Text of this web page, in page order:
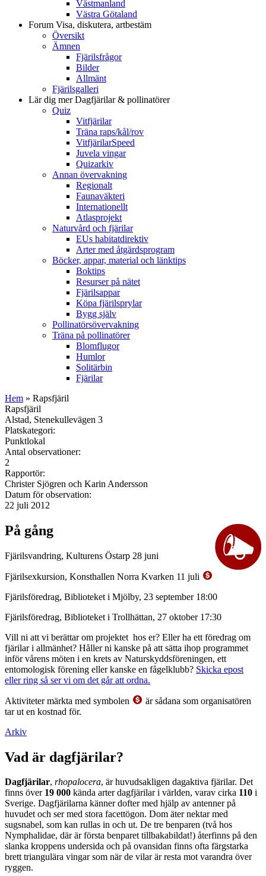
Västmanland
Västra Götaland
Forum Visa, diskutera, artbestäm
Översikt
Ämnen
Fjärilsfrågor
Bilder
Allmänt
Fjärilsgalleri
Lär dig merDagfjärilar & pollinatörer
Quiz
Vitfjärilar
Träna raps/kål/rov
VitfjärilarSpeed
Juvela vingar
Quizarkiv
Annan övervakning
Regionalt
Faunaväkteri
Internationellt
Atlasprojekt
Naturvård och fjärilar
EUs habitatdirektiv
Arter med åtgärdsprogram
Böcker, appar, material och länktips
Boktips
Resurser på nätet
Fjärilsappar
Köpa fjärilsprylar
Bygg själv
Pollinatörsövervakning
Träna på pollinatörer
Blomflugor
Humlor
Solitärbin
Fjärilar
Hem » Rapsfjäril
Rapsfjäril
Alstad, Stenekullevägen 3
Platskategori:
Punktlokal
Antal observationer:
2
Rapportör:
Christer Sjögren och Karin Andersson
Datum för observation:
22 juli 2012
På gång
Fjärilsvandring, Kulturens Östarp 28 juni
Fjärilsexkursion, Konsthallen Norra Kvarken 11 juli
Fjärilsföredrag, Biblioteket i Mjölby, 23 september 18:00
Fjärilsföredrag, Biblioteket i Trollhättan, 27 oktober 17:30
Vill ni att vi berättar om projektet hos er? Eller ha ett föredrag om
fjärilar i allmänhet? Håller ni kanske på att sätta ihop programmet
inför vårens möten i en krets av Naturskyddsföreningen, ett
entomologisk förening eller kanske en fågelklubb? Skicka epost
eller ring så ser vi om det går att ordna.
Aktiviteter märkta med symbolen
är sådana som organisatören
tar ut en kostnad för.
Arkiv
Vad är dagfjärilar?
Dagfjärilar, rhopalocera, är huvudsakligen dagaktiva fjärilar. Det
finns över 19 000 kända arter dagfjärilar i världen, varav cirka 110 i
Sverige. Dagfjärilarna känner dofter med hjälp av antenner på
huvudet och ser med stora facettögon. Dom äter nektar med
sugsnabel, som kan rullas in och ut. De tre benparen (två hos
Nymphalidae, där är första benparet tillbakabildat!) återfinns på den
slanka kroppens undersida och på ovansidan finns ofta färgstarka
brett triangulära vingar som när de vilar är resta mot varandra över
ryggen.